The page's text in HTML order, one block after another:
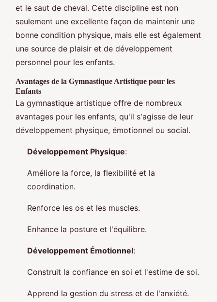
et le saut de cheval. Cette discipline est non
seulement une excellente façon de maintenir une
bonne condition physique, mais elle est également
une source de plaisir et de développement
personnel pour les enfants.
Avantages de la Gymnastique Artistique pour les
Enfants
La gymnastique artistique offre de nombreux
avantages pour les enfants, qu'il s'agisse de leur
développement physique, émotionnel ou social.
Développement Physique:
Améliore la force, la flexibilité et la
coordination.
Renforce les os et les muscles.
Enhance la posture et l'équilibre.
Développement Émotionnel:
Construit la confiance en soi et l'estime de soi.
Apprend la gestion du stress et de l'anxiété.